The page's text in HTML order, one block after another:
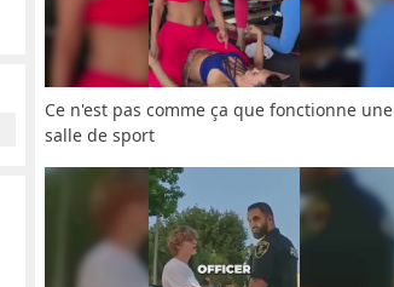
Ce n'est pas comme ça que fonctionne une
salle de sport